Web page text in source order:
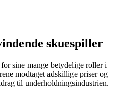
skuespiller
sine mange betydelige roller i
modtaget adskillige priser og
til underholdningsindustrien.